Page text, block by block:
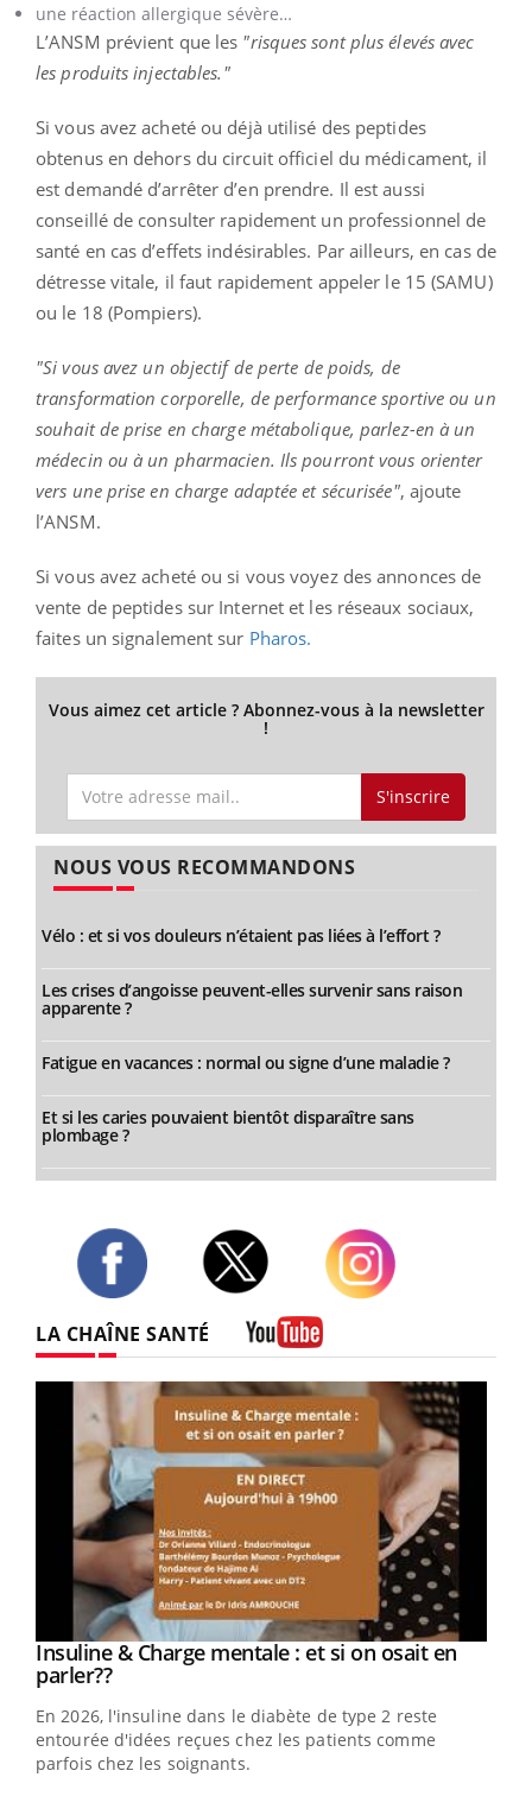
une réaction allergique sévère…
L’ANSM prévient que les "risques sont plus élevés avec
les produits injectables."
Si vous avez acheté ou déjà utilisé des peptides
obtenus en dehors du circuit officiel du médicament, il
est demandé d’arrêter d’en prendre. Il est aussi
conseillé de consulter rapidement un professionnel de
santé en cas d’effets indésirables. Par ailleurs, en cas de
détresse vitale, il faut rapidement appeler le 15 (SAMU)
ou le 18 (Pompiers).
"Si vous avez un objectif de perte de poids, de
transformation corporelle, de performance sportive ou un
souhait de prise en charge métabolique, parlez-en à un
médecin ou à un pharmacien. Ils pourront vous orienter
vers une prise en charge adaptée et sécurisée", ajoute
l’ANSM.
Si vous avez acheté ou si vous voyez des annonces de
vente de peptides sur Internet et les réseaux sociaux,
faites un signalement sur Pharos.
Vous aimez cet article ? Abonnez-vous à la newsletter
!
S'inscrire
NOUS VOUS RECOMMANDONS
Vélo : et si vos douleurs n’étaient pas liées à l’effort ?
Les crises d’angoisse peuvent-elles survenir sans raison
apparente ?
Fatigue en vacances : normal ou signe d’une maladie ?
Et si les caries pouvaient bientôt disparaître sans
plombage ?
LA CHAÎNE SANTÉ
Youtube
Insuline & Charge mentale : et si on osait en
parler??Youtube
En 2026, l'insuline dans le diabète de type 2 reste
entourée d'idées reçues chez les patients comme
parfois chez les soignants.